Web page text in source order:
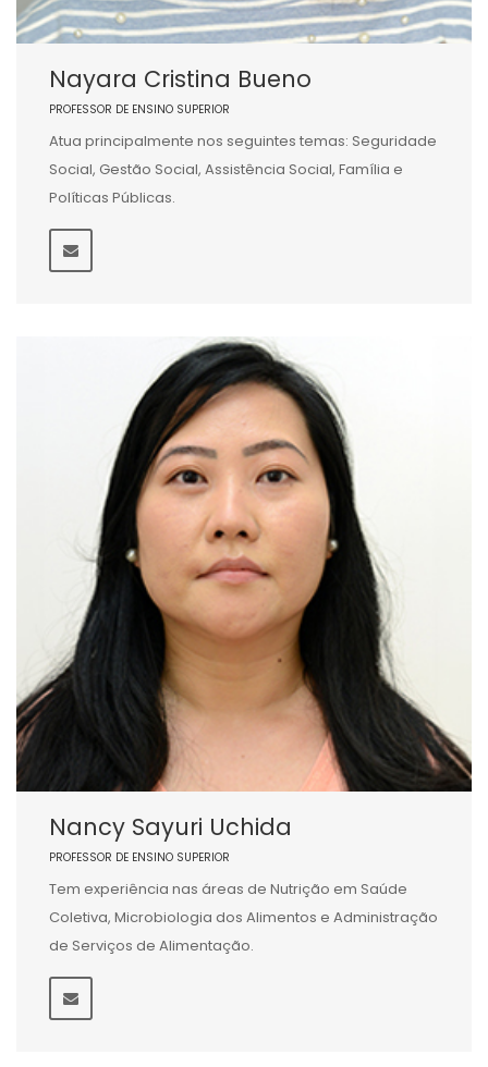
Nayara Cristina Bueno
PROFESSOR DE ENSINO SUPERIOR
Atua principalmente nos seguintes temas: Seguridade
Social, Gestão Social, Assistência Social, Família e
Políticas Públicas.
Nancy Sayuri Uchida
PROFESSOR DE ENSINO SUPERIOR
Tem experiência nas áreas de Nutrição em Saúde
Coletiva, Microbiologia dos Alimentos e Administração
de Serviços de Alimentação.